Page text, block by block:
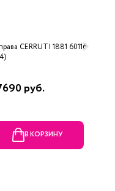
CERRUTI 1881 60116
руб.
В КОРЗИНУ